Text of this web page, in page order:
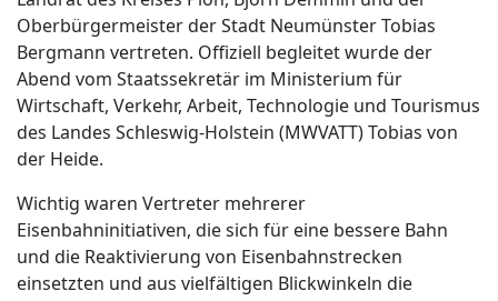
Oberbürgermeister der Stadt Neumünster Tobias
Bergmann vertreten. Offiziell begleitet wurde der
Abend vom Staatssekretär im Ministerium für
Wirtschaft, Verkehr, Arbeit, Technologie und Tourismus
des Landes Schleswig-Holstein (MWVATT) Tobias von
der Heide.
Wichtig waren Vertreter mehrerer
Eisenbahninitiativen, die sich für eine bessere Bahn
und die Reaktivierung von Eisenbahnstrecken
einsetzten und aus vielfältigen Blickwinkeln die